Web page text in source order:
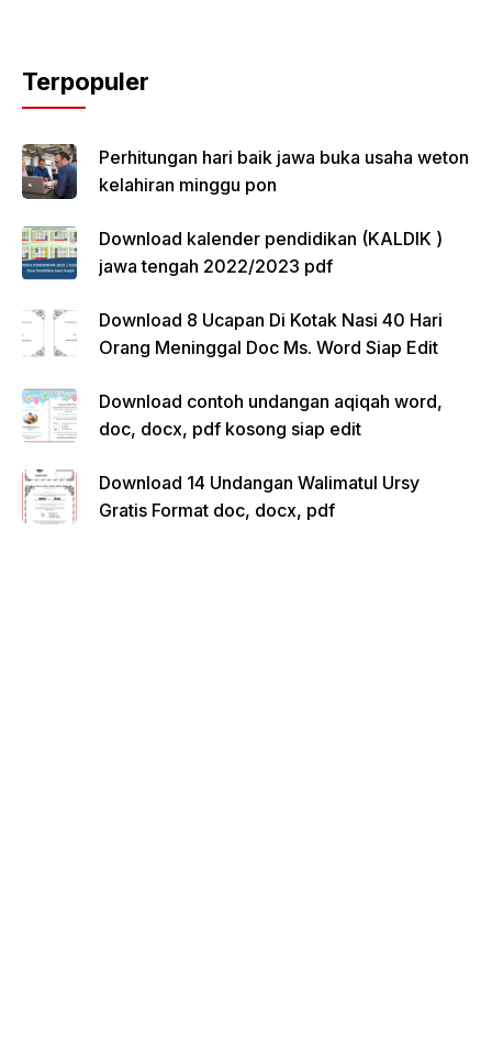
Terpopuler
Perhitungan hari baik jawa buka usaha weton
kelahiran minggu pon
Download kalender pendidikan (KALDIK )
jawa tengah 2022/2023 pdf
Download 8 Ucapan Di Kotak Nasi 40 Hari
Orang Meninggal Doc Ms. Word Siap Edit
Download contoh undangan aqiqah word,
doc, docx, pdf kosong siap edit
Download 14 Undangan Walimatul Ursy
Gratis Format doc, docx, pdf